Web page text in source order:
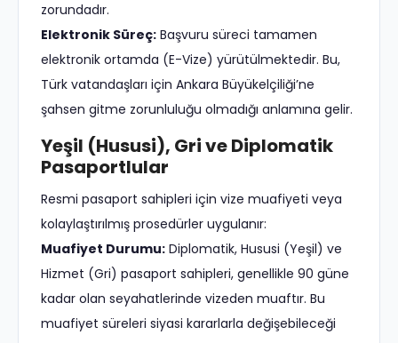
zorundadır.
Elektronik Süreç: Başvuru süreci tamamen
elektronik ortamda (E-Vize) yürütülmektedir. Bu,
Türk vatandaşları için Ankara Büyükelçiliği’ne
şahsen gitme zorunluluğu olmadığı anlamına gelir.
Yeşil (Hususi), Gri ve Diplomatik
Pasaportlular
Resmi pasaport sahipleri için vize muafiyeti veya
kolaylaştırılmış prosedürler uygulanır:
Muafiyet Durumu: Diplomatik, Hususi (Yeşil) ve
Hizmet (Gri) pasaport sahipleri, genellikle 90 güne
kadar olan seyahatlerinde vizeden muaftır. Bu
muafiyet süreleri siyasi kararlarla değişebileceği